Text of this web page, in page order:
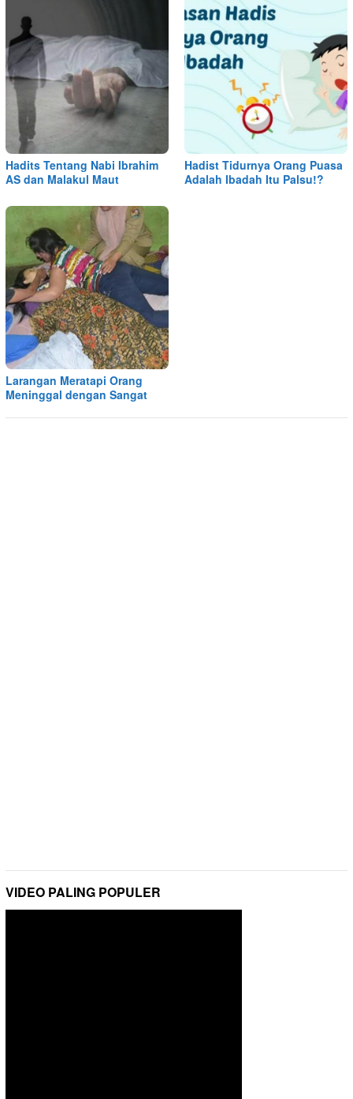
Hadits Tentang Nabi Ibrahim
AS dan Malakul Maut
Hadist Tidurnya Orang Puasa
Adalah Ibadah Itu Palsu!?
Larangan Meratapi Orang
Meninggal dengan Sangat
VIDEO PALING POPULER